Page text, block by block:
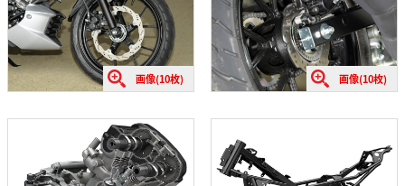
画像(10枚) 画像(10枚)